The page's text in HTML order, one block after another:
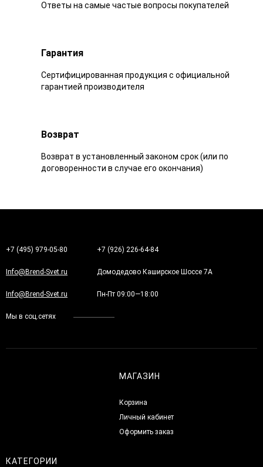
Ответы на самые частые вопросы покупателей
Гарантия
Сертифицированная продукция с официальной
гарантией производителя
Возврат
Возврат в установленный законом срок (или по
договоренности в случае его окончания)
+7 (495) 979-05-80 +7 (926) 226-64-84
Info@Brend-Svet.ru Домодедово Каширское Шоссе 7А
Info@Brend-Svet.ru Пн-Пт 09:00—18:00
Мы в соц.сетях
МАГАЗИН
Корзина
Личный кабинет
Оформить заказ
КАТЕГОРИИ